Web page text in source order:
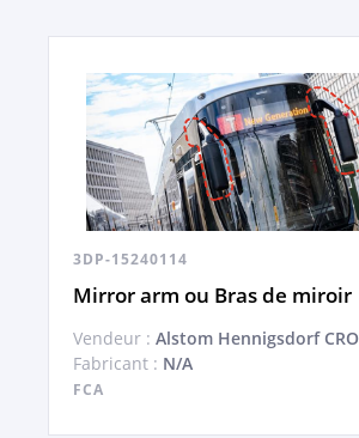
3DP-15240114
Mirror arm ou Bras de miroir
Vendeur : Alstom Hennigsdorf CRO
Fabricant : N/A
FCA